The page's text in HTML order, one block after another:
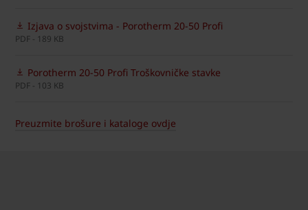
Izjava o svojstvima - Porotherm 20-50 Profi
PDF - 189 KB
Porotherm 20-50 Profi Troškovničke stavke
PDF - 103 KB
Preuzmite brošure i kataloge ovdje